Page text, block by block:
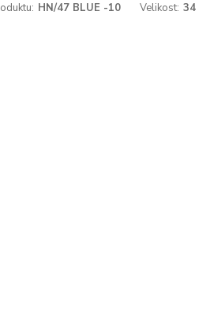
HN/47 BLUE -10 Velikost: 34